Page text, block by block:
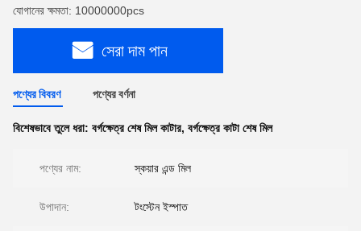
যোগানের ক্ষমতা: 10000000pcs
সেরা দাম পান
পণ্যের বিবরণ পণ্যের বর্ণনা
বিশেষভাবে তুলে ধরা: বর্গক্ষেত্র শেষ মিল কাটার, বর্গক্ষেত্র কাটা শেষ মিল
পণ্যের নাম: স্কয়ার এন্ড মিল
উপাদান: টংস্টেন ইস্পাত